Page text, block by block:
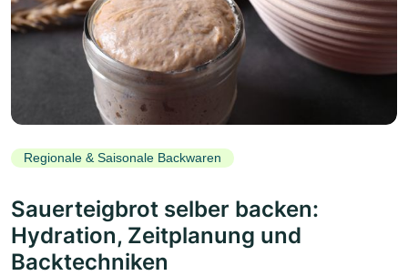
Regionale & Saisonale Backwaren
Sauerteigbrot selber backen:
Hydration, Zeitplanung und
Backtechniken